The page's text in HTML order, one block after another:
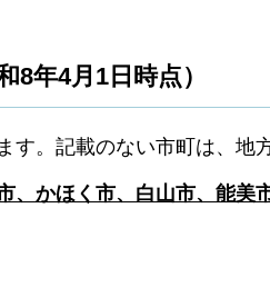
8年4月1日時点）
す。記載のない市町は、地
、かほく市、白山市、能美